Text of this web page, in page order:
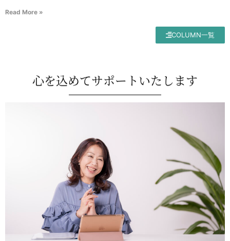
Read More »
COLUMN一覧
心を込めてサポートいたします